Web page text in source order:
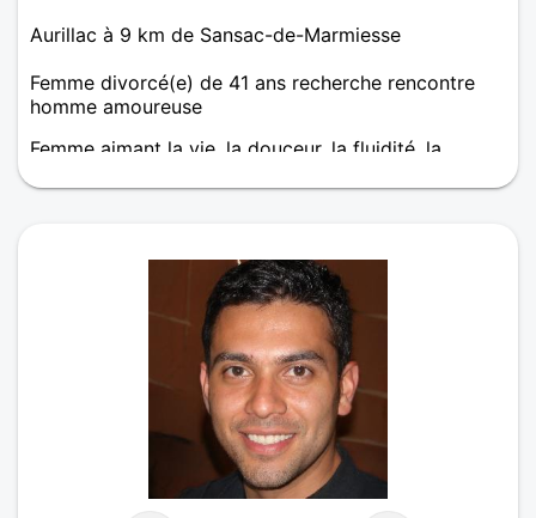
Aurillac à 9 km de Sansac-de-Marmiesse
Femme divorcé(e) de 41 ans recherche rencontre
homme amoureuse
Femme aimant la vie, la douceur, la fluidité, la
respect, la communication, l'humour, les rires.